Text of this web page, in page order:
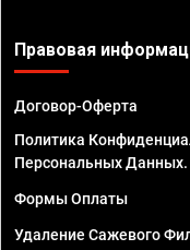
Правовая
Договор-Оферта
Политика
Персональных Данных.
Формы Оплаты
Удаление Сажевого